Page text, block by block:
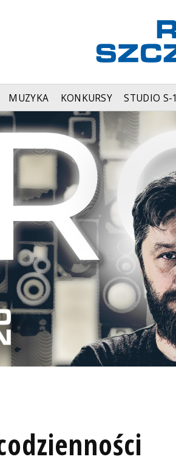
MUZYKA KONKURSY STUDIO S-1